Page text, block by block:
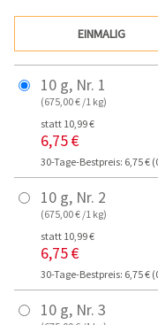
EINMALIG
10 g, Nr. 1
(675,00 € /1 kg)
statt 10,99 €
6,75 €
30-Tage-Bestpreis: 6,75 €
10 g, Nr. 2
(675,00 € /1 kg)
statt 10,99 €
6,75 €
30-Tage-Bestpreis: 6,75 €
10 g, Nr. 3